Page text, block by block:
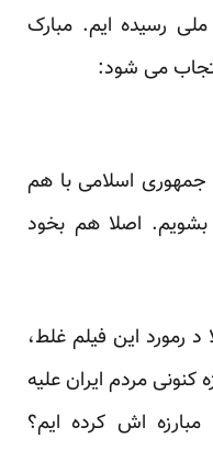
رسیده ایم. مبارک
می شود:
جمهوری اسلامی با هم
بشویم. اصلا هم بخود
رمورد این فیلم غلط،
کنونی مردم ایران علیه
مبارزه اش کرده ایم؟